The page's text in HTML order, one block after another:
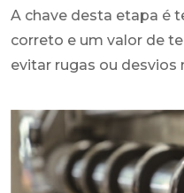
A chave desta etapa é
correto e um valor de
evitar rugas ou desvios